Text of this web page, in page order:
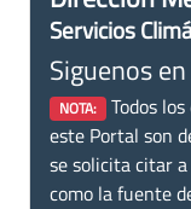
Servicios
Siguenos en
NOTA: Todos
este Portal son
se solicita citar
como la fuente